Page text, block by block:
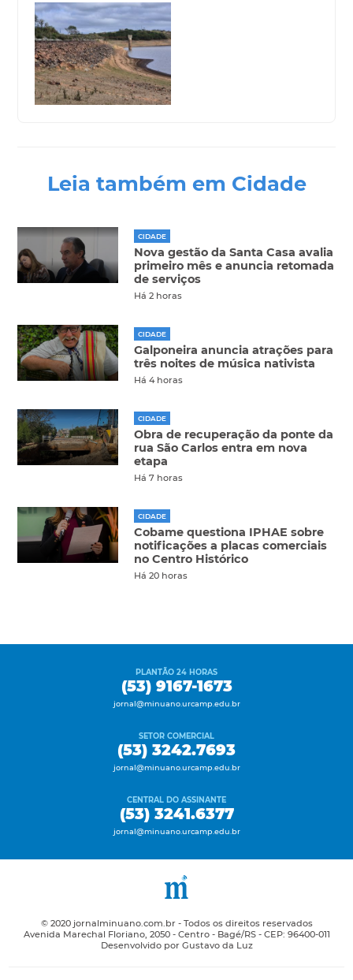
Leia também em Cidade
CIDADE
Nova gestão da Santa Casa avalia
primeiro mês e anuncia retomada
de serviços
Há 2 horas
CIDADE
Galponeira anuncia atrações para
três noites de música nativista
Há 4 horas
CIDADE
Obra de recuperação da ponte da
rua São Carlos entra em nova
etapa
Há 7 horas
CIDADE
Cobame questiona IPHAE sobre
notificações a placas comerciais
no Centro Histórico
Há 20 horas
PLANTÃO 24 HORAS
(53) 9167-1673
jornal@minuano.urcamp.edu.br
SETOR COMERCIAL
(53) 3242.7693
jornal@minuano.urcamp.edu.br
CENTRAL DO ASSINANTE
(53) 3241.6377
jornal@minuano.urcamp.edu.br
© 2020 jornalminuano.com.br - Todos os direitos reservados
Avenida Marechal Floriano, 2050 - Centro - Bagé/RS - CEP: 96400-011
Desenvolvido por Gustavo da Luz